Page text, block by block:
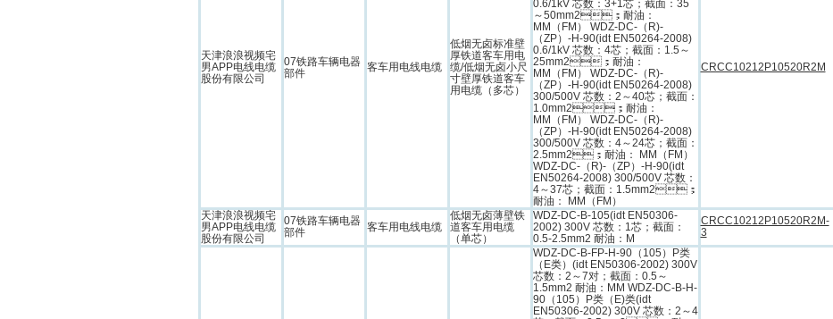
天津浪浪视频宅
男APP电线电缆
股份有限公司
07铁路车辆电器
部件
客车用电线电缆
低烟无卤标准壁
厚铁道客车用电
缆/低烟无卤小尺
寸壁厚铁道客车
用电缆（多芯）
0.6/1kV 芯数：3+1芯；截面：35
～50mm2；耐油：
MM（FM） WDZ-DC-（R)-
（ZP）-H-90(idt EN50264-2008)
0.6/1kV 芯数：4芯；截面：1.5～
25mm2；耐油：
MM（FM） WDZ-DC-（R)-
（ZP）-H-90(idt EN50264-2008)
300/500V 芯数：2～40芯；截面：
1.0mm2；耐油：
MM（FM） WDZ-DC-（R)-
（ZP）-H-90(idt EN50264-2008)
300/500V 芯数：4～24芯；截面：
2.5mm2；耐油： MM（FM）
WDZ-DC-（R)-（ZP）-H-90(idt
EN50264-2008) 300/500V 芯数：
4～37芯；截面：1.5mm2；
耐油： MM（FM）
CRCC10212P10520R2M
天津浪浪视频宅
男APP电线电缆
股份有限公司
07铁路车辆电器
部件
客车用电线电缆
低烟无卤薄壁铁
道客车用电缆
（单芯）
WDZ-DC-B-105(idt EN50306-
2002) 300V 芯数：1芯；截面：
0.5-2.5mm2 耐油：M
CRCC10212P10520R2M-
3
WDZ-DC-B-FP-H-90（105）P类
（E类）(idt EN50306-2002) 300V
芯数：2～7对；截面：0.5～
1.5mm2 耐油：MM WDZ-DC-B-H-
90（105）P类（E)类(idt
EN50306-2002) 300V 芯数：2～4